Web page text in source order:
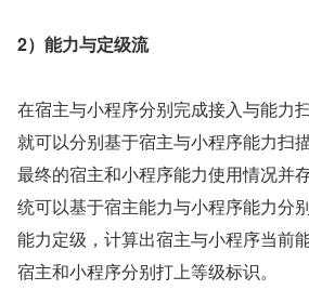
2）能力与定级流
在宿主与小程序分别完成接入与能力
就可以分别基于宿主与小程序能力扫
最终的宿主和小程序能力使用情况并
统可以基于宿主能力与小程序能力分
能力定级，计算出宿主与小程序当前
宿主和小程序分别打上等级标识。